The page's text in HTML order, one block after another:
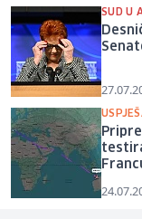
SUD U